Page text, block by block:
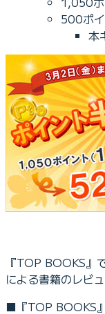
500ポ
本
『TOP BOOKS』
による書籍のレビ
■『TOP BOOKS